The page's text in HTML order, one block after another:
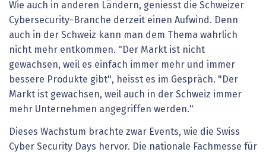
Wie auch in anderen Ländern, geniesst die Schweizer
Cybersecurity-Branche derzeit einen Aufwind. Denn
auch in der Schweiz kann man dem Thema wahrlich
nicht mehr entkommen. "Der Markt ist nicht
gewachsen, weil es einfach immer mehr und immer
bessere Produkte gibt", heisst es im Gespräch. "Der
Markt ist gewachsen, weil auch in der Schweiz immer
mehr Unternehmen angegriffen werden."
Dieses Wachstum brachte zwar Events, wie die Swiss
Cyber Security Days hervor. Die nationale Fachmesse für